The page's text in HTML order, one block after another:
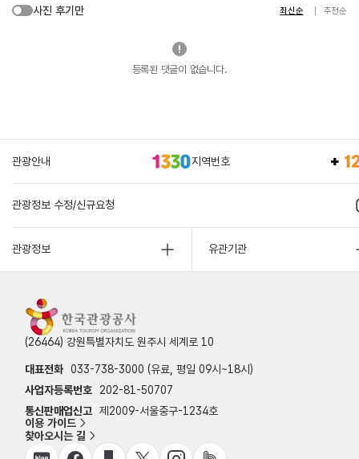
사진 후기만 최신순 추천순
등록된 댓글이 없습니다.
관광안내 지역번호
관광정보 수정/신규요청
관광정보 유관기관
(26464) 강원특별자치도 원주시 세계로 10
대표전화 033-738-3000 (유료, 평일 09시~18시)
사업자등록번호
202-81-50707
통신판매업신고 제2009-서울중구-1234호
이용 가이드
찾아오시는 길